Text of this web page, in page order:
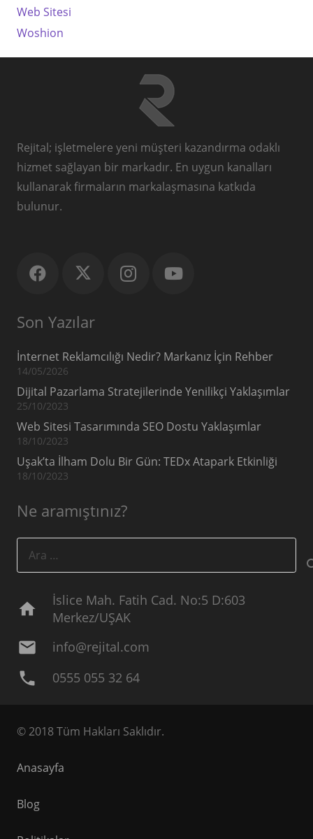
Web Sitesi
Woshion
Rejital; işletmelere yeni müşteri kazandırma odaklı
hizmet sağlayan bir markadır. En uygun kanalları
kullanarak firmaların markalaşmasına katkıda
bulunur.
Son Yazılar
İnternet Reklamcılığı Nedir? Markanız İçin Rehber
14/05/2026
Dijital Pazarlama Stratejilerinde Yenilikçi Yaklaşımlar
25/10/2023
Web Sitesi Tasarımında SEO Dostu Yaklaşımlar
18/10/2023
Uşak’ta İlham Dolu Bir Gün: TEDx Atapark Etkinliği
18/10/2023
Ne aramıştınız?
home
İslice Mah. Fatih Cad. No:5 D:603
Merkez/UŞAK
mail info@rejital.com
phone 0555 055 32 64
© 2018 Tüm Hakları Saklıdır.
Anasayfa
Blog